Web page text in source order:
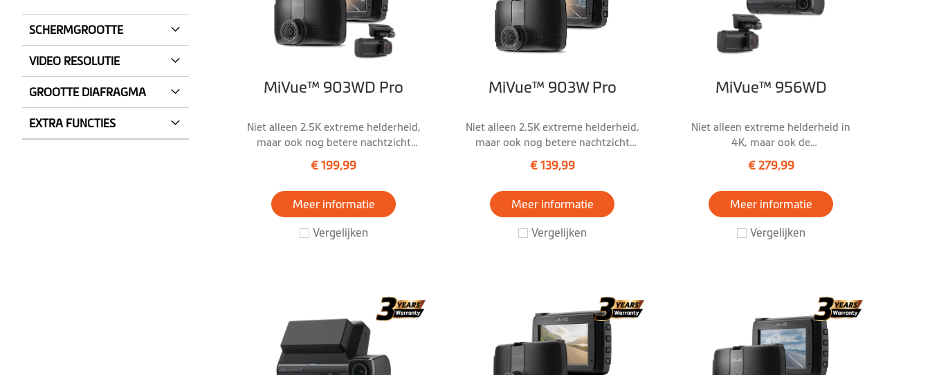
MiVue™ 903WD Pro
Niet alleen 2.5K extreme helderheid,
maar ook nog betere nachtzicht
kwaliteit!
€ 199,99
Meer informatie
Vergelijken
MiVue™ 903W Pro
Niet alleen 2.5K extreme helderheid,
maar ook nog betere nachtzicht
kwaliteit!
€ 139,99
Meer informatie
Vergelijken
MiVue™ 956WD
Niet alleen extreme helderheid in
4K, maar ook de
flitspaalwaarschuwingen!
€ 279,99
Meer informatie
Vergelijken
SCHERMGROOTTE
VIDEO RESOLUTIE
GROOTTE DIAFRAGMA
EXTRA FUNCTIES